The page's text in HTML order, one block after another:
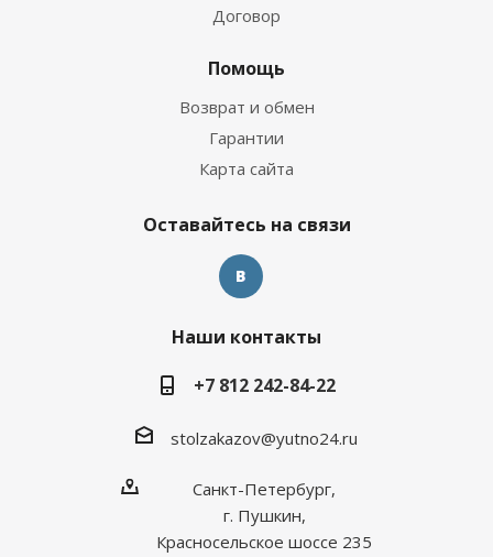
Договор
Помощь
Возврат и обмен
Гарантии
Карта сайта
Оставайтесь на связи
Наши контакты
+7 812 242-84-22
stolzakazov@yutno24.ru
Санкт-Петербург,
г. Пушкин,
Красносельское шоссе 235